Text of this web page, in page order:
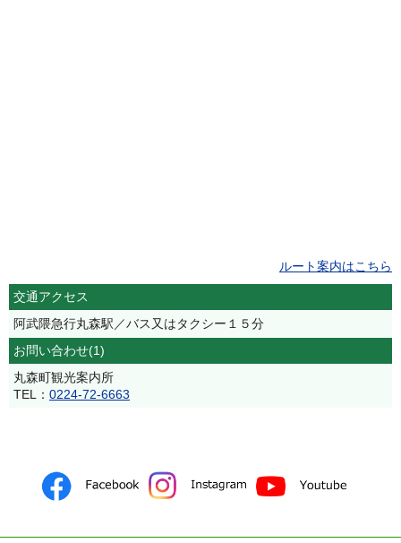
ルート案内はこちら
交通アクセス
阿武隈急行丸森駅／バス又はタクシー１５分
お問い合わせ(1)
丸森町観光案内所
TEL： 0224-72-6663